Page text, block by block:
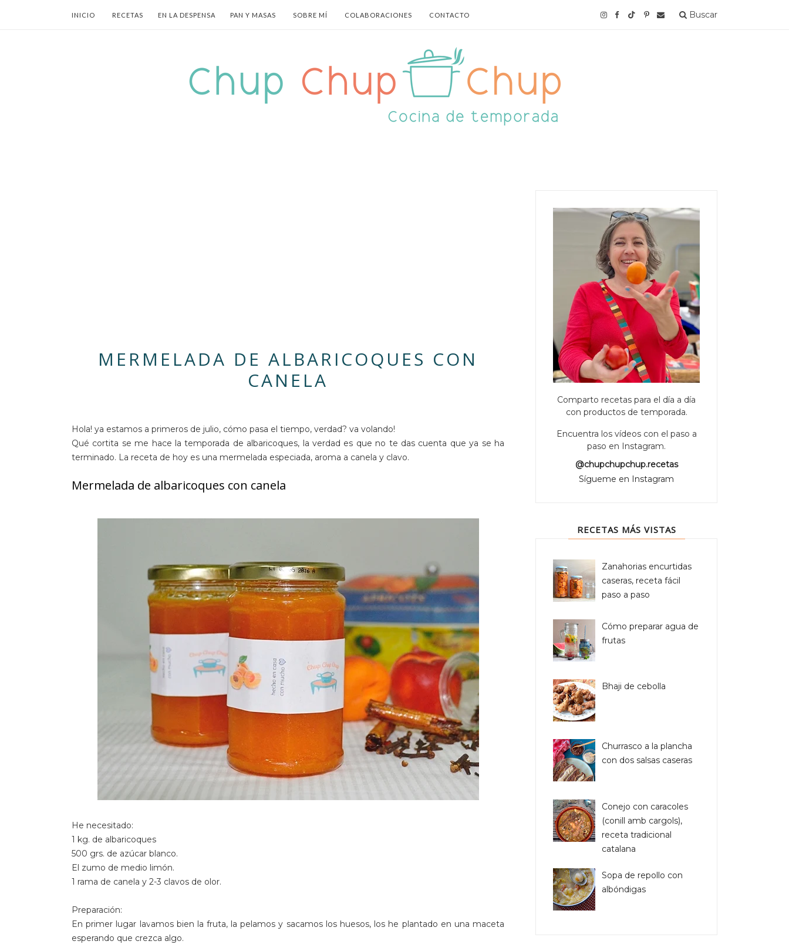
INICIO RECETAS EN LA DESPENSA PAN Y MASAS SOBRE MÍ COLABORACIONES CONTACTO Buscar
MERMELADA DE ALBARICOQUES CON
CANELA
Hola! ya estamos a primeros de julio, cómo pasa el tiempo, verdad? va volando!
Qué cortita se me hace la temporada de albaricoques, la verdad es que no te das cuenta que ya se ha
terminado. La receta de hoy es una mermelada especiada, aroma a canela y clavo.
Mermelada de albaricoques con canela
He necesitado:
1 kg. de albaricoques
500 grs. de azúcar blanco.
El zumo de medio limón.
1 rama de canela y 2-3 clavos de olor.
Preparación:
En primer lugar lavamos bien la fruta, la pelamos y sacamos los huesos, los he plantado en una maceta
esperando que crezca algo.
Comparto recetas para el día a día
con productos de temporada.
Encuentra los vídeos con el paso a
paso en Instagram.
@chupchupchup.recetas
Sígueme en Instagram
RECETAS MÁS VISTAS
Zanahorias encurtidas
caseras, receta fácil
paso a paso
Cómo preparar agua de
frutas
Bhaji de cebolla
Churrasco a la plancha
con dos salsas caseras
Conejo con caracoles
(conill amb cargols),
receta tradicional
catalana
Sopa de repollo con
albóndigas